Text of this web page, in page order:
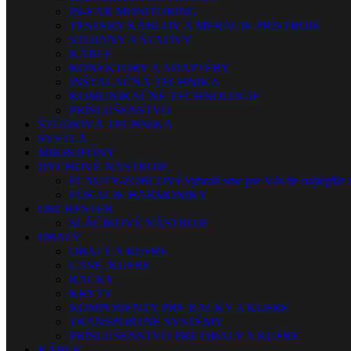
IN-EAR MONITORING
TESTERY KÁBLOV A MERACIE PRÍSTROJE
STOJANY A STATÍVY
KÁBLE
KONEKTORY A ADAPTÉRY
INŠTALAČNÁ TECHNIKA
KOMUNIKAČNÉ TECHNOLÓGIE
PRÍSLUŠENSTVO
ŠTÚDIOVÁ TECHNIKA
SVETLÁ
MIKROFÓNY
DYCHOVÉ NÁSTROJE
FLAUTY-ZOBCOVÉVybrali sme pre Vás tie
FÚKACIE HARMONIKY
ORCHESTER
SLÁČIKOVÉ NÁSTROJE
OBALY
OBALY A KUFRE
CASE, KUFRE
RACKY
KRYTY
KOMPONENTY PRE RACKY A KUFRE
TRANSPORTNÉ SYSTÉMY
PRÍSLUŠENSTVO PRE OBALY A KUFRE